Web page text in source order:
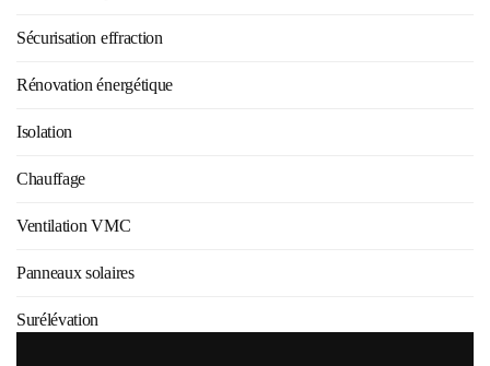
Sécurisation effraction
Rénovation énergétique
Isolation
Chauffage
Ventilation VMC
Panneaux solaires
Surélévation